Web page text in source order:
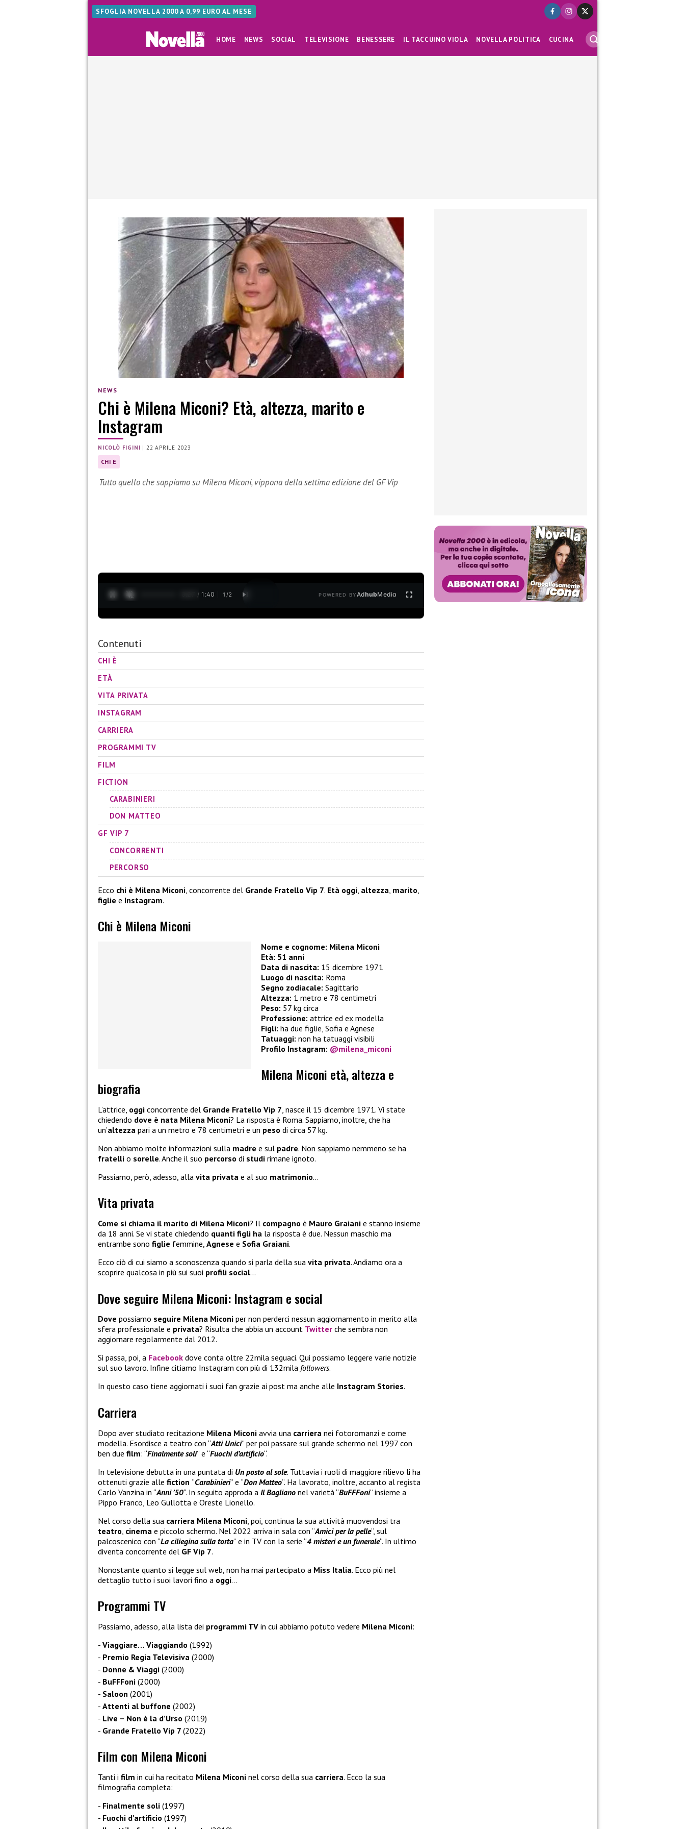
SFOGLIA NOVELLA 2000 A 0,99 EURO AL MESE
HOME NEWS SOCIAL TELEVISIONE BENESSERE IL TACCUINO VIOLA NOVELLA POLITICA CUCINA
NEWS
Chi è Milena Miconi? Età, altezza, marito e
Instagram
NICOLÒ FIGINI | 22 APRILE 2023
CHI È
Tutto quello che sappiamo su Milena Miconi, vippona della settima edizione del GF Vip
0:28 / 1:40 1 /2 POWERED BYAdhubMedia
Contenuti
CHI È
ETÀ
VITA PRIVATA
INSTAGRAM
CARRIERA
PROGRAMMI TV
FILM
FICTION
CARABINIERI
DON MATTEO
GF VIP 7
CONCORRENTI
PERCORSO
Ecco chi è Milena Miconi , concorrente del Grande Fratello Vip 7. Età oggi altezza marito
figlie e Instagram.
Chi è Milena Miconi
Nome e cognome: Milena Miconi
Età: 51 anni
Data di nascita: 15 dicembre 1971
Luogo di nascita: Roma
Segno zodiacale: Sagittario
Altezza: 1 metro e 78 centimetri
Peso: 57 kg circa
Professione: attrice ed ex modella
Figli: ha due figlie, Sofia e Agnese
Tatuaggi: non ha tatuaggi visibili
Profilo Instagram: @milena_miconi
Milena Miconi età, altezza e
biografia
L’attrice, oggi concorrente del Grande Fratello Vip 7, nasce il 15 dicembre 1971. Vi state
chiedendo dove è nata Milena Miconi? La risposta è Roma. Sappiamo, inoltre, che ha
un’altezza pari a un metro e 78 centimetri e un peso di circa 57 kg.
Non abbiamo molte informazioni sulla madre e sul padre. Non sappiamo nemmeno se ha
fratelli o sorelle. Anche il suo percorso di studi rimane ignoto.
Passiamo, però, adesso, alla vita privata e al suo matrimonio…
Vita privata
Come si chiama il marito di Milena Miconi? Il compagno è Mauro Graiani e stanno insieme
da 18 anni. Se vi state chiedendo quanti figli ha la risposta è due. Nessun maschio ma
entrambe sono figlie femmine, Agnese e Sofia Graiani.
Ecco ciò di cui siamo a sconoscenza quando si parla della sua vita privata. Andiamo ora a
scoprire qualcosa in più sui suoi profili social…
Dove seguire Milena Miconi: Instagram e social
Dove possiamo seguire Milena Miconi per non perderci nessun aggiornamento in merito alla
sfera professionale e privata? Risulta che abbia un account Twitter che sembra non
aggiornare regolarmente dal 2012.
Si passa, poi, a Facebook dove conta oltre 22mila seguaci. Qui possiamo leggere varie notizie
sul suo lavoro. Infine citiamo Instagram con più di 132mila followers.
In questo caso tiene aggiornati i suoi fan grazie ai post ma anche alle Instagram Stories.
Carriera
Dopo aver studiato recitazione Milena Miconi avvia una carriera nei fotoromanzi e come
modella. Esordisce a teatro con “Atti Unici” per poi passare sul grande schermo nel 1997 con
ben due film: “Finalmente soli” e “Fuochi d’artificio“.
In televisione debutta in una puntata di Un posto al sole. Tuttavia i ruoli di maggiore rilievo li ha
ottenuti grazie alle fiction “Carabinieri” e “Don Matteo“. Ha lavorato, inoltre, accanto al regista
Carlo Vanzina in “Anni ’50“. In seguito approda a Il Bagliano nel varietà “BuFFFoni” insieme a
Pippo Franco, Leo Gullotta e Oreste Lionello.
Nel corso della sua carriera Milena Miconi , poi, continua la sua attività muovendosi tra
teatro cinema e piccolo schermo. Nel 2022 arriva in sala con “Amici per la pelle“, sul
palcoscenico con “La ciliegina sulla torta” e in TV con la serie “4 misteri e un funerale“. In ultimo
diventa concorrente del GF Vip 7.
Nonostante quanto si legge sul web, non ha mai partecipato a Miss Italia. Ecco più nel
dettaglio tutto i suoi lavori fino a oggi…
Programmi TV
Passiamo, adesso, alla lista dei programmi TV in cui abbiamo potuto vedere Milena Miconi:
Viaggiare… Viaggiando (1992)
Premio Regia Televisiva (2000)
Donne & Viaggi (2000)
BuFFFoni (2000)
Saloon (2001)
Attenti al buffone (2002)
Live – Non è la d’Urso (2019)
Grande Fratello Vip 7 (2022)
Film con Milena Miconi
Tanti i film in cui ha recitato Milena Miconi nel corso della sua carriera. Ecco la sua
filmografia completa:
Finalmente soli (1997)
Fuochi d’artificio (1997)